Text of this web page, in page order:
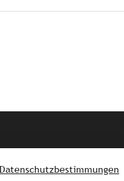
Datenschutzbestimmungen
Hoofdkantoor
Kistlerhofstraße 70